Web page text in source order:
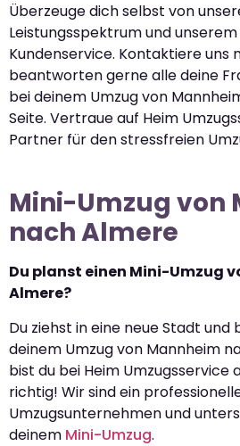
Überzeuge dich selbst von
Leistungsspektrum und
Kundenservice. Kontaktiere uns
beantworten gerne alle deine
bei deinem Umzug von
Seite. Vertraue auf Heim
Partner für den stressfreien
Mini-Umzug von
nach Almere
Du planst einen Mini-Umzug
Almere?
Du ziehst in eine neue Stadt und
deinem Umzug von Mannheim
bist du bei Heim Umzugsservice
richtig! Wir sind ein
Umzugsunternehmen und
deinem Mini-Umzug.